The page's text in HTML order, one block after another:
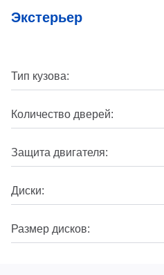
Экстерьер
Тип кузова:
Количество дверей:
Защита двигателя:
Диски:
Размер дисков: